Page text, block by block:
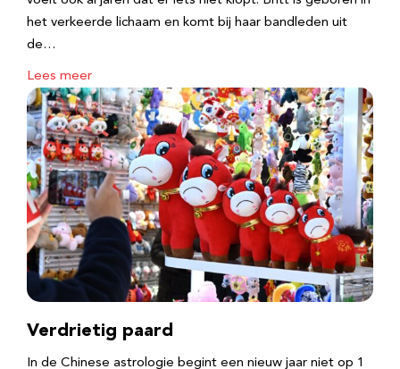
het verkeerde lichaam en komt bij haar bandleden uit
de…
Lees meer
Verdrietig paard
In de Chinese astrologie begint een nieuw jaar niet op 1